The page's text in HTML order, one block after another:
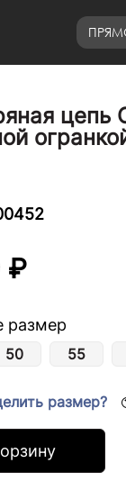
цепь
₽
размер
50 55
размер?